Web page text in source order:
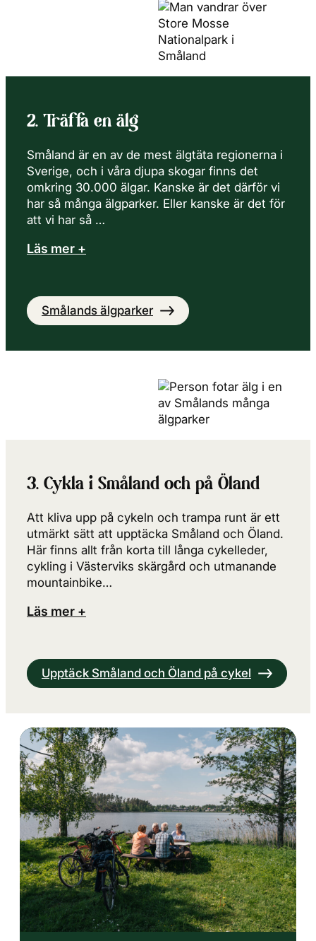
2. Träffa en älg
Småland är en av de mest älgtäta regionerna i
Sverige, och i våra djupa skogar finns det
omkring 30.000 älgar. Kanske är det därför vi
har så många älgparker. Eller kanske är det för
att vi har så …
Läs mer +
Smålands älgparker
3. Cykla i Småland och på Öland
Att kliva upp på cykeln och trampa runt är ett
utmärkt sätt att upptäcka Småland och Öland.
Här finns allt från korta till långa cykelleder,
cykling i Västerviks skärgård och utmanande
mountainbike…
Läs mer +
Upptäck Småland och Öland på cykel